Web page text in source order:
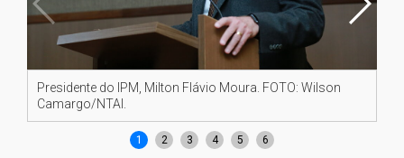
Presidente do IPM, Milton Flávio Moura. FOTO: Wilson
Camargo/NTAI.
1 2 3 4 5 6